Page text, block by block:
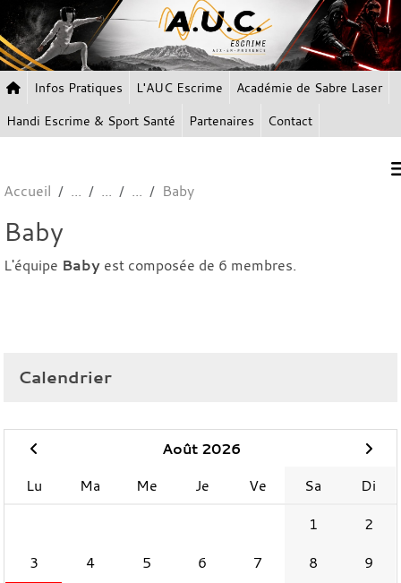
Infos Pratiques L'AUC Escrime
Académie de Sabre Laser
Handi Escrime & Sport Santé
Partenaires Contact
Accueil Baby
Baby
L'équipe Baby est composée de 6 membres.
Calendrier
Août 2026
Lu
Ma Me Je Ve Sa
Di
1
2
3
4 5 6 7 8
9
Panneau de gestion des cookies